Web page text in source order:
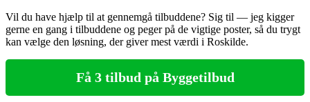
Vil du have hjælp til at gennemgå tilbuddene? Sig til — jeg kigger
gerne en gang i tilbuddene og peger på de vigtige poster, så du trygt
kan vælge den løsning, der giver mest værdi i Roskilde.
Få 3 tilbud på Byggetilbud